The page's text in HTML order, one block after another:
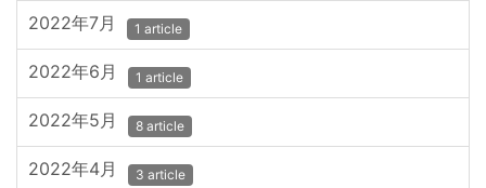
2022年7月 1 article
2022年6月 1 article
2022年5月 8 article
2022年4月 3 article